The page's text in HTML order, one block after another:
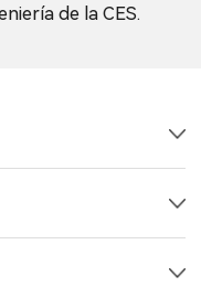
de la CES.